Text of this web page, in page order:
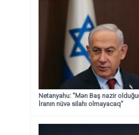
Netanyahu: "Mən Baş nazir
İranın nüvə silahı olmayacaq"